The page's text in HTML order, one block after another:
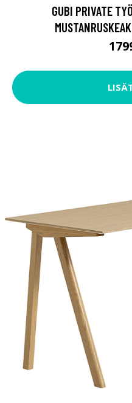
GUBI PRIVATE